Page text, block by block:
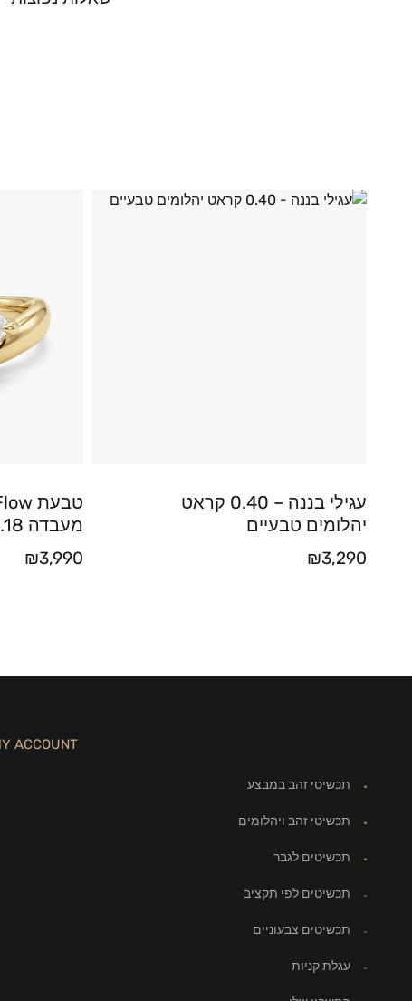
עגילי בננה – 0.40 קראט
יהלומים טבעיים
₪3,290
מעבדה 1.18 קראט
₪3,990
ACCOUNT
תכשיטי זהב במבצע
תכשיטי זהב ויהלומים
תכשיטים לגבר
תכשיטים לפי תקציב
תכשיטים צבעוניים
עגלת קניות